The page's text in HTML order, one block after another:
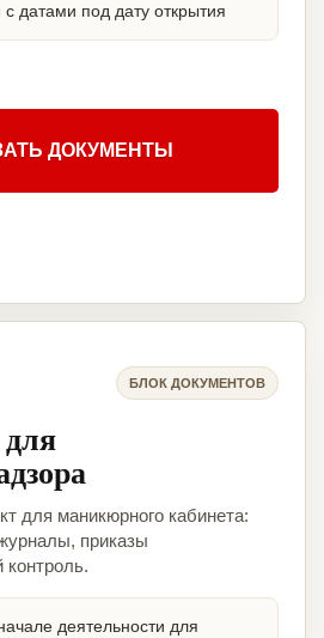
с датами под дату открытия
ДОКУМЕНТЫ
БЛОК ДОКУМЕНТОВ
для маникюрного кабинета:
приказы
контроль.
деятельности для